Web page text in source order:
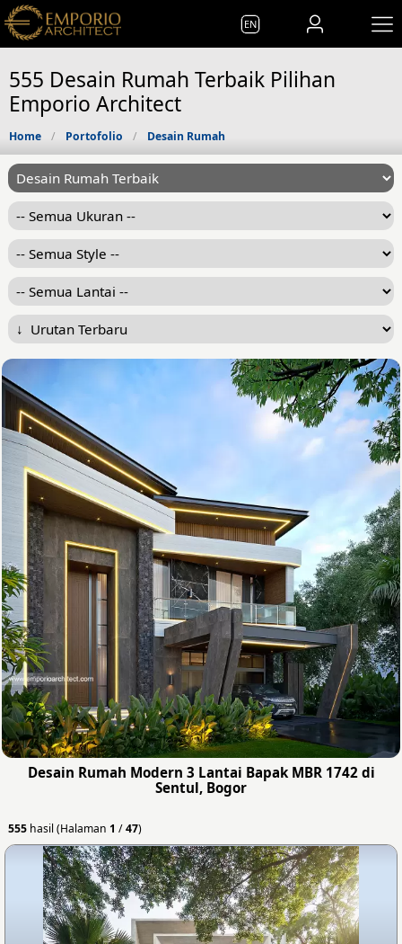
EN
555 Desain Rumah Terbaik Pilihan
Emporio Architect
Home Portofolio Desain Rumah
Desain Rumah Modern 3 Lantai Bapak MBR 1742 di
Sentul, Bogor
555 hasil (Halaman 1 /47)